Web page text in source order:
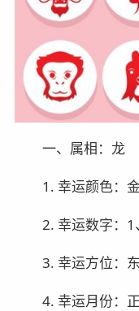
一、属相：龙
1. 幸运颜色：
2. 幸运数字：1
3. 幸运方位：
4. 幸运月份：